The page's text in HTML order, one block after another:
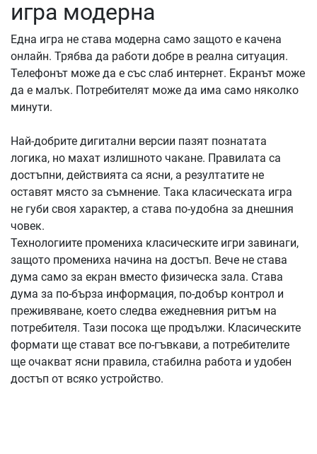
игра модерна
Една игра не става модерна само защото е качена
онлайн. Трябва да работи добре в реална ситуация.
Телефонът може да е със слаб интернет. Екранът може
да е малък. Потребителят може да има само няколко
минути.
Най-добрите дигитални версии пазят познатата
логика, но махат излишното чакане. Правилата са
достъпни, действията са ясни, а резултатите не
оставят място за съмнение. Така класическата игра
не губи своя характер, а става по-удобна за днешния
човек.
Технологиите промениха класическите игри завинаги,
защото промениха начина на достъп. Вече не става
дума само за екран вместо физическа зала. Става
дума за по-бърза информация, по-добър контрол и
преживяване, което следва ежедневния ритъм на
потребителя. Тази посока ще продължи. Класическите
формати ще стават все по-гъвкави, а потребителите
ще очакват ясни правила, стабилна работа и удобен
достъп от всяко устройство.